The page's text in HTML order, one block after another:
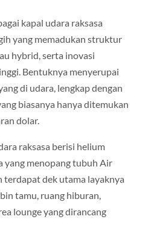
kapal udara raksasa
yang memadukan struktur
hybrid, serta inovasi
Bentuknya menyerupai
di udara, lengkap dengan
biasanya hanya ditemukan
dolar.
raksasa berisi helium
yang menopang tubuh Air
terdapat dek utama layaknya
tamu, ruang hiburan,
lounge yang dirancang